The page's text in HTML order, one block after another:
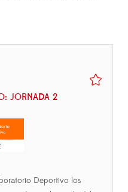
JORNADA 2
Deportivo los